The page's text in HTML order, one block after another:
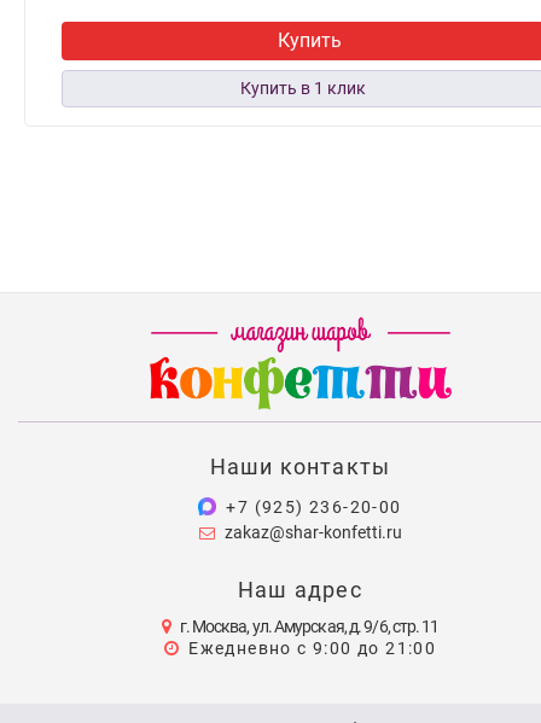
Купить
Наши контакты
+7 (925) 236-20-00
zakaz@shar-konfetti.ru
Наш адрес
г. Москва, ул. Амурская, д. 9/6, стр. 11
Ежедневно с 9:00 до 21:00